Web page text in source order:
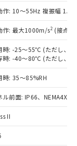
作: 10～55Hz 複振幅
作: 最大1000m/s2 (接点
時: -25～55℃ (ただし、氷
時: -40～80℃ (ただし、氷
時: 35～85%RH
ル前面: IP66、NEMA4X,
II
格はお客
担当のオ
販売員に
社販売拠
」をご確認
を当社の
作成サー
、I-Web
る必要が
酸ジブチル
ブチル
器に対する
値を超える意
り、予定
フタル酸ジ
チルベンジ
べてが基
て有害物
影響を
へお問
出されな
。
ミサイ
はその他
等に一切
販売する
内容を当
当社は、
係者が違
合は、取
況につ
先、ま
ン制御
にご確
状況の
種